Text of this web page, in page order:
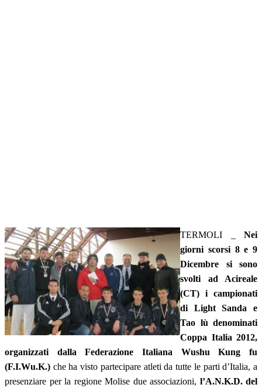
TERMOLI _ Nei
giorni scorsi 8 e 9
Dicembre si sono
svolti ad Acireale
(CT) i campionati
di Light Sanda e
Tao lù denominati
Coppa Italia 2012,
organizzati dalla Federazione Italiana Wushu Kung fu
(F.I.Wu.K.) che ha visto partecipare atleti da tutte le parti d’Italia, a
presenziare per la regione Molise due associazioni, l’A.N.K.D. del